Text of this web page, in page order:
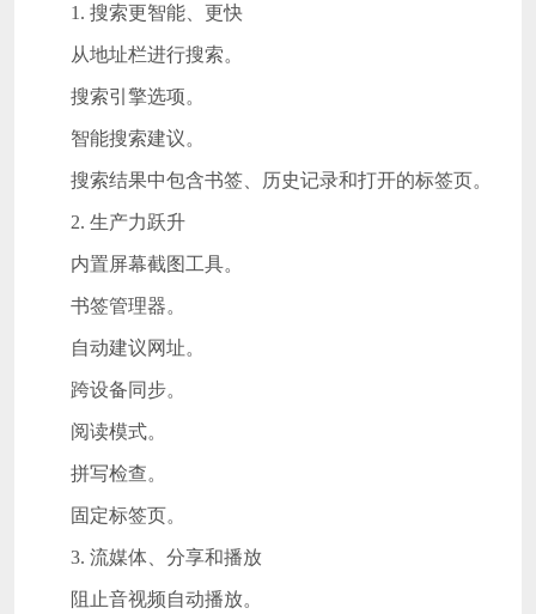
1. 搜索更智能、更快
从地址栏进行搜索。
搜索引擎选项。
智能搜索建议。
搜索结果中包含书签、历史记录和打开的标签页。
2. 生产力跃升
内置屏幕截图工具。
书签管理器。
自动建议网址。
跨设备同步。
阅读模式。
拼写检查。
固定标签页。
3. 流媒体、分享和播放
阻止音视频自动播放。